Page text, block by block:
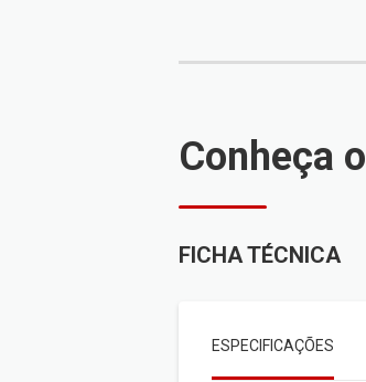
Conheça o
FICHA TÉCNICA
ESPECIFICAÇÕES